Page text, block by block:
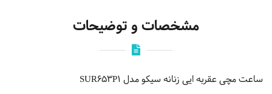
مشخصات و توضیحات
ساعت مچی عقربه ایی زنانه سیکو مدل SUR653P1